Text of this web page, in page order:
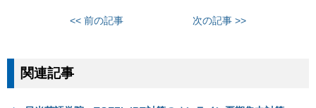
<< 前の記事 次の記事 >>
関連記事